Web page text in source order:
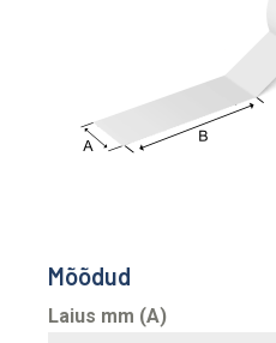
Mõõdud
Laius mm (A)